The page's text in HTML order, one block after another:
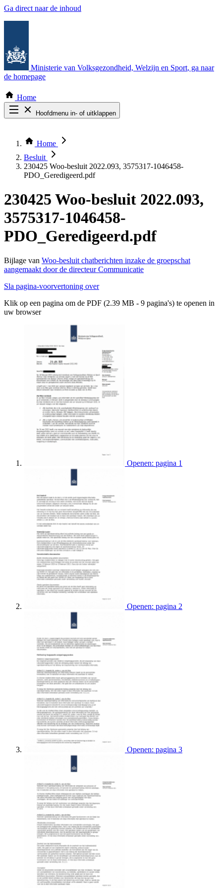
Ga direct naar de inhoud
Ministerie van Volksgezondheid, Welzijn en Sport, ga naar
de homepage
Home
Hoofdmenu in- of uitklappen
Thema COVID-19
Bekijk per bestuursorgaan
Home
Besluit
230425 Woo-besluit 2022.093, 3575317-1046458-
PDO_Geredigeerd.pdf
230425 Woo-besluit 2022.093,
3575317-1046458-
PDO_Geredigeerd.pdf
Bijlage van Woo-besluit chatberichten inzake de groepschat
aangemaakt door de directeur Communicatie
Sla pagina-voorvertoning over
Klik op een pagina om de PDF (2.39 MB - 9 pagina's) te openen in
uw browser
Openen: pagina 1
Openen: pagina 2
Openen: pagina 3